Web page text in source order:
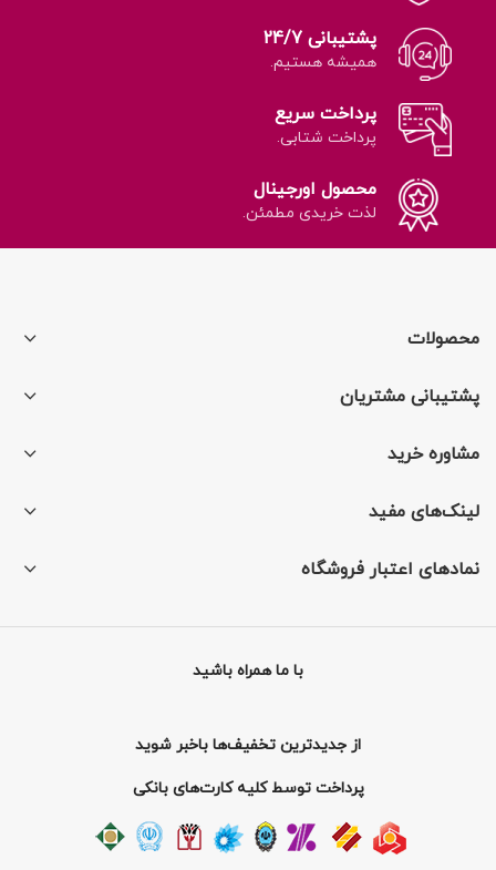
پشتیبانی 24/7
همیشه هستیم.
پرداخت سریع
پرداخت شتابی.
محصول اورجینال
لذت خریدی مطمئن.
محصولات
پشتیبانی مشتریان
مشاوره خرید
لینک‌های مفید
نمادهای اعتبار فروشگاه
با ما همراه باشید
از جدیدترین تخفیف‌ها باخبر شوید
پرداخت توسط کلیه کارت‌های بانکی